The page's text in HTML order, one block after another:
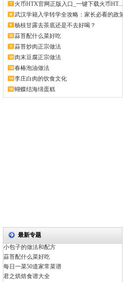
火币HTX官网正版入口_一键下载火币HT...
武汉学籍入学转学全攻略：家长必看的政策
解...
杨枝甘露去茶底还是不去好喝？
蒜苔配什么菜好吃
蒜苔炒肉正宗做法
肉末豆腐正宗做法
春椿泡油做法
李庄白肉的饮食文化
蝴蝶结海绵蛋糕
最新专题
小包子的做法和配方
蒜苔配什么菜好吃
每日一菜50道家常菜谱
君之烘焙食谱大全